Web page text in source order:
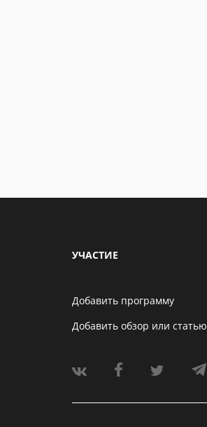
УЧАСТИЕ
Добавить программу
Добавить обзор или статью